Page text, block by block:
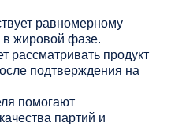
равномерному
в жировой фазе.
рассматривать продукт
подтверждения на
помогают
партий и